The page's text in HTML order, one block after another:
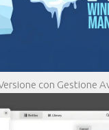
con Gestione